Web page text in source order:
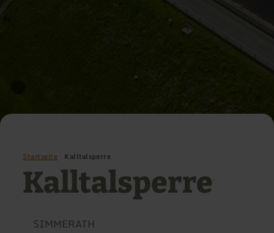
Startseite Kalltalsperre
Kalltalsperre
SIMMERATH